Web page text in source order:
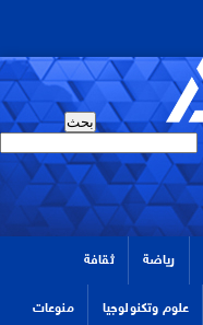
رياضة ثقافة
علوم وتكنولوجيا منوعات